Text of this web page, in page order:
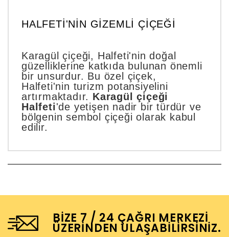
HALFETI'NIN GIZEMLI ÇIÇEĞI
Karagül çiçeği, Halfeti'nin doğal
güzelliklerine katkıda bulunan önemli
bir unsurdur. Bu özel çiçek,
Halfeti'nin turizm potansiyelini
artırmaktadır. Karagül çiçeği
Halfeti'de yetişen nadir bir türdür ve
bölgenin sembol çiçeği olarak kabul
edilir.
BIZE 7 / 24 ÇAĞRI MERKEZI
ÜZERINDEN ULAŞABILIRSINIZ.